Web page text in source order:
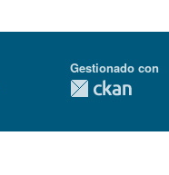
Gestionado con